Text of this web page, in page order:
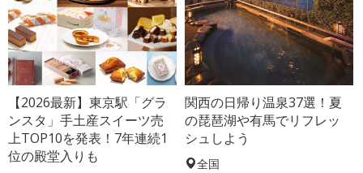
【2026最新】東京駅「グラ
ンスタ」手土産スイーツ売
上TOP10を発表！7年連続1
位の殿堂入りも
関西の日帰り温泉37選！夏
の琵琶湖や有馬でリフレッ
シュしよう
全国